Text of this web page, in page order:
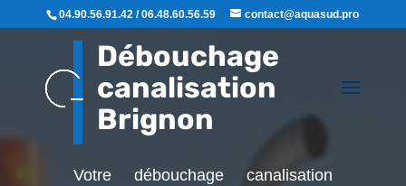
04.90.56.91.42 / 06.48.60.56.59 contact@aquasud.pro
Débouchage
canalisation
Brignon
Votre débouchage canalisation